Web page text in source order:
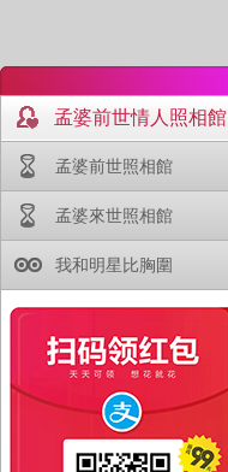
孟婆前世情人照相館
孟婆前世照相館
孟婆來世照相館
我和明星比胸圍